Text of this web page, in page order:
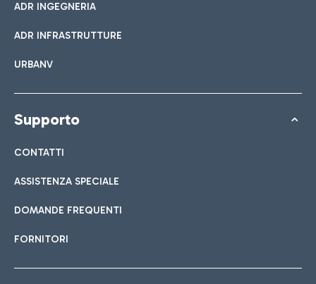
ADR INGEGNERIA
ADR INFRASTRUTTURE
URBANV
Supporto
CONTATTI
ASSISTENZA SPECIALE
DOMANDE FREQUENTI
FORNITORI